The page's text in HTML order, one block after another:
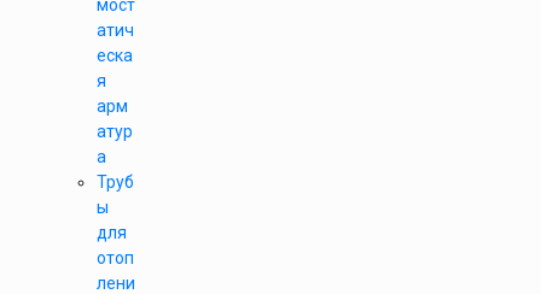
мост
атич
еска
я
арм
атур
а
Труб
ы
для
отоп
лени